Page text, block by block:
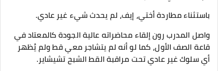
باستثناء مطاردة أختي، إيف، لم يحدث شيء غير عادي.
واصل المدرب رون إلقاء محاضراته عالية الجودة كالمعتاد في
قاعة الصف الأول، كما لو أنه لم يتشاجر معي قط ولم يُظهر
أي سلوك غير عادي تحت مراقبة القط الشبح تشيشاير.